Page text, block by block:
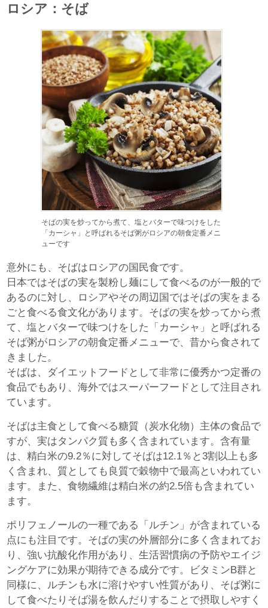
ロシア：そば
そばの実を炒ってから煮て、塩とバターで味つけをした
「カーシャ」と呼ばれるそば粥がロシアの朝食定番メニ
ューです
意外にも、そばはロシアの国民食です。
日本ではそばの実を製粉し麺にして食べるのが一般的で
あるのに対し、ロシアやその周辺国ではそばの実をまる
ごと食べる食文化があります。そばの実を炒ってから煮
て、塩とバターで味つけをした「カーシャ」と呼ばれる
そば粥がロシアの朝食定番メニューで、昔から食されて
きました。
そばは、ダイエットフードとして非常に優秀かつ定番の
食品でもあり、海外ではスーパーフードとして注目され
ています。
そばは主食として食べる糖質（炭水化物）主体の食品で
すが、実はタンパク質も多く含まれています。含有量
は、精白米の9.2％に対してそばは12.1％と3割以上も多
く含まれ、質としても良質で穀物中で最高といわれてい
ます。また、食物繊維は精白米の約2.5倍も含まれてい
ます。
ポリフェノールの一種である「ルチン」が含まれている
点にも注目です。そばの実の外層部分に多く含まれてお
り、強い抗酸化作用があり、生活習慣病の予防やエイジ
ングケアに効果が期待できる成分です。ビタミンB群と
同様に、ルチンも水に溶けやすい性質があり、そば粥に
して食べたりそば湯を飲んだりすることで摂取しやすく